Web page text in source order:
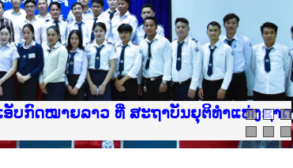
ບກົດໝາຍລາວ ທີ່ ສະຖາບັນຍຸຕິທຳແຫ່ງຊາດ